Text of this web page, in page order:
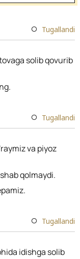
Tugallandi
solib qovurib
Tugallandi
va piyoz
qolmaydi.
Tugallandi
idishga solib